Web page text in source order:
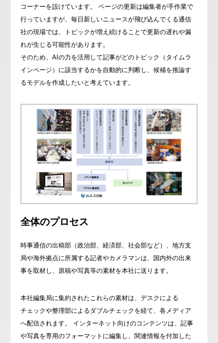
コーナーを設けています。 ページの更新は編集者が手作業で
行っていますが、毎日新しいニュースが飛び込んでくる通信
社の現場では、トピックが増え続けることで更新の遅れや漏
れが生じる可能性があります。
そのため、AIの力を活用して記事がどのトピック（タイムラ
インページ）に該当するかを自動的に判断し、候補を推論す
るモデルを作成したいと考えています。
全体のプロセス
時事通信の出稿部（政治部、経済部、社会部など）、地方支
局や海外拠点に所属する記者やカメラマンは、国内外の出来
事を取材し、原稿や写真等の素材を本社に送ります。
本社編集局に集約されたこれらの素材は、デスクによる
チェックや整理部によるダブルチェックを経て、各メディア
へ配信されます。 インターネット向けのコンテンツは、記事
や写真を専用のフォーマットに編集し、関連情報を付加した